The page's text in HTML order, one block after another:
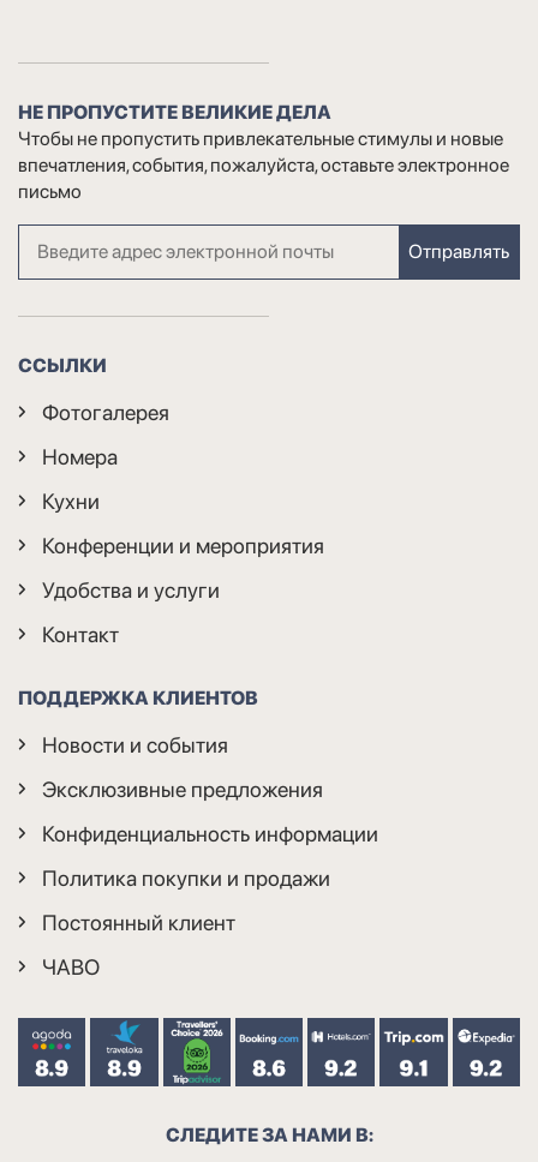
НЕ ПРОПУСТИТЕ ВЕЛИКИЕ ДЕЛА
Чтобы не пропустить привлекательные стимулы и новые
впечатления, события, пожалуйста, оставьте электронное
письмо
Отправлять
ССЫЛКИ
Фотогалерея
Номера
Кухни
Конференции и мероприятия
Удобства и услуги
Контакт
ПОДДЕРЖКА КЛИЕНТОВ
Новости и события
Эксклюзивные предложения
Конфиденциальность информации
Политика покупки и продажи
Постоянный клиент
ЧАВО
СЛЕДИТЕ ЗА НАМИ В: